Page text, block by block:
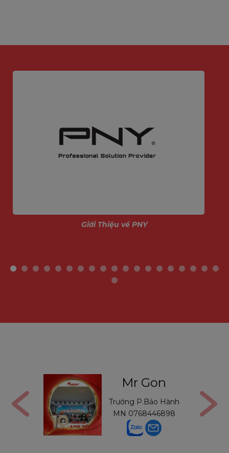
Giới Thiệu về PNY
Mr Gon
Trưởng P.Bảo Hành
MN 0768446898